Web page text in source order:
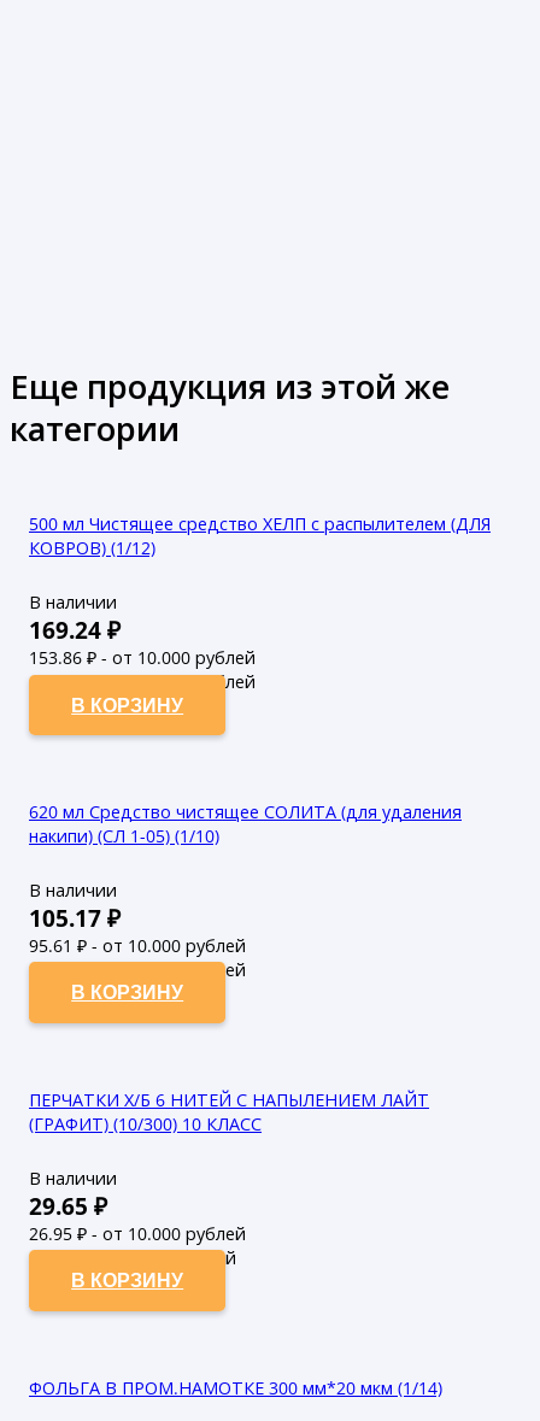
Еще продукция из этой же
категории
500 мл Чистящее средство ХЕЛП с распылителем (ДЛЯ
КОВРОВ) (1/12)
В наличии
169.24₽
153.86 ₽ - от 10.000 рублей
139.87₽ - от 50.000 рублей
В КОРЗИНУ
620 мл Средство чистящее СОЛИТА (для удаления
накипи) (СЛ 1-05) (1/10)
В наличии
105.17₽
95.61 ₽ - от 10.000 рублей
86.92₽ - от 50.000 рублей
В КОРЗИНУ
ПЕРЧАТКИ Х/Б 6 НИТЕЙ С НАПЫЛЕНИЕМ ЛАЙТ
(ГРАФИТ) (10/300) 10 КЛАСС
В наличии
29.65 ₽
26.95 ₽ - от 10.000 рублей
24.5₽ - от 50.000 рублей
В КОРЗИНУ
ФОЛЬГА В ПРОМ.НАМОТКЕ 300 мм*20 мкм (1/14)